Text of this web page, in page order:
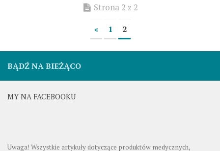
Strona 2 z 2
« 1 2
BĄDŹ NA BIEŻĄCO
MY NA FACEBOOKU
Uwaga! Wszystkie artykuły dotyczące produktów medycznych,